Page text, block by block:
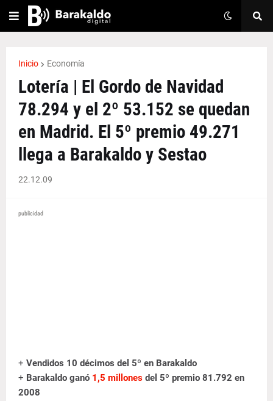
Inicio Economía
Lotería | El Gordo de Navidad
78.294 y el 2º 53.152 se quedan
en Madrid. El 5º premio 49.271
llega a Barakaldo y Sestao
22.12.09
publicidad
+ Vendidos 10 décimos del 5º en Barakaldo
+ Barakaldo ganó 1,5 millones del 5º premio 81.792 en
2008